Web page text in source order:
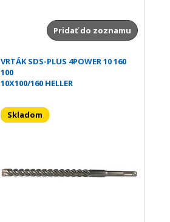
Pridať do zoznamu
VRTÁK SDS-PLUS 4POWER 10 160
100
10X100/160 HELLER
Skladom